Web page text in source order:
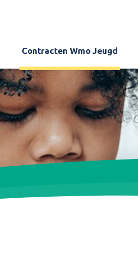
Contracten Wmo Jeugd